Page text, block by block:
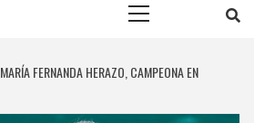
MARÍA FERNANDA HERAZO, CAMPEONA EN